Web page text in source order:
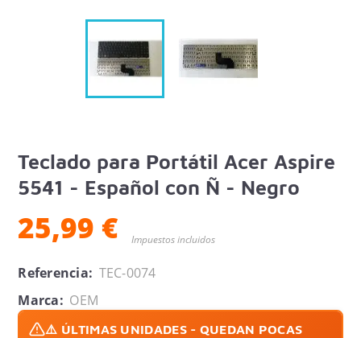
Teclado para Portátil Acer Aspire
5541 - Español con Ñ - Negro
25,99 € Impuestos incluidos
Referencia: TEC-0074
Marca: OEM
⚠️ ÚLTIMAS UNIDADES - QUEDAN POCAS